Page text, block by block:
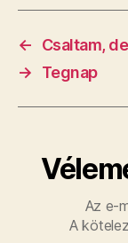
←
Csaltam,
→
Tegnap
Az e-
A